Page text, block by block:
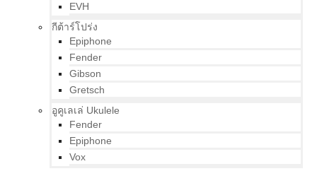
EVH
กีต้าร์โปร่ง
Epiphone
Fender
Gibson
Gretsch
อูคูเลเล่ Ukulele
Fender
Epiphone
Vox